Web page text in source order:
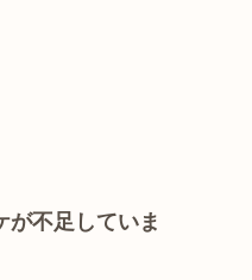
不足していま